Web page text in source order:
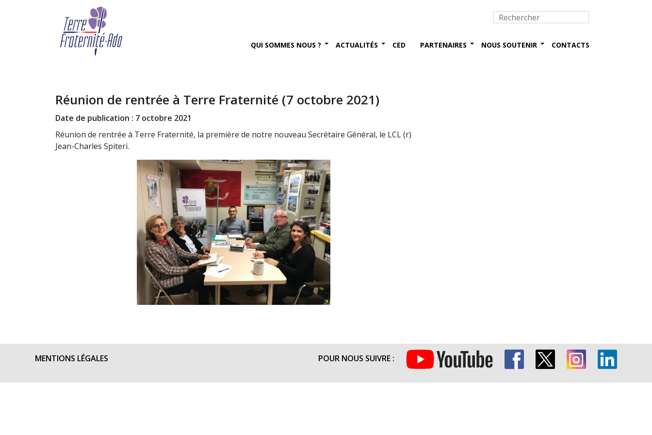
QUI SOMMES NOUS ? ACTUALITÉS CED PARTENAIRES NOUS SOUTENIR CONTACTS
Réunion de rentrée à Terre Fraternité (7 octobre 2021)
Date de publication : 7 octobre 2021
Réunion de rentrée à Terre Fraternité, la première de notre nouveau Secrétaire Général, le LCL (r)
Jean-Charles Spiteri.
MENTIONS LÉGALES POUR NOUS SUIVRE :